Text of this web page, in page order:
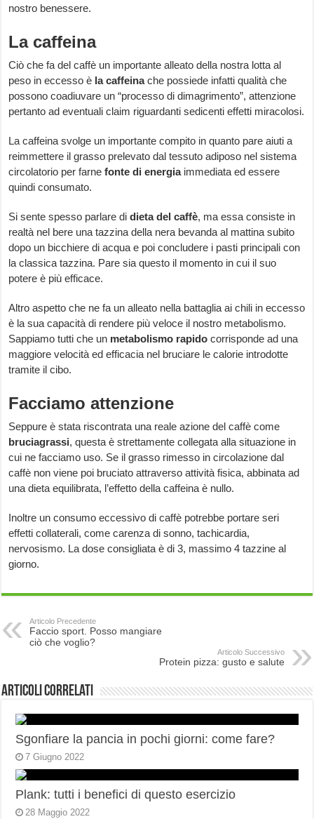
nostro benessere.
La caffeina
Ciò che fa del caffè un importante alleato della nostra lotta al
peso in eccesso è la caffeinache possiede infatti qualità che
possono coadiuvare un “processo di dimagrimento”, attenzione
pertanto ad eventuali claim riguardanti sedicenti effetti miracolosi.
La caffeina svolge un importante compito in quanto pare aiuti a
reimmettere il grasso prelevato dal tessuto adiposo nel sistema
circolatorio per farnefonte di energiaimmediata ed essere
quindi consumato.
Si sente spesso parlare didieta del caffè, ma essa consiste in
realtà nel bere una tazzina della nera bevanda al mattina subito
dopo un bicchiere di acqua e poi concludere i pasti principali con
la classica tazzina. Pare sia questo il momento in cui il suo
potere è più efficace.
Altro aspetto che ne fa un alleato nella battaglia ai chili in eccesso
è la sua capacità di rendere più veloce il nostro metabolismo.
Sappiamo tutti che un metabolismo rapido corrisponde ad una
maggiore velocità ed efficacia nel bruciare le calorie introdotte
tramite il cibo.
Facciamo attenzione
Seppure è stata riscontrata una reale azione del caffè come
bruciagrassi, questa è strettamente collegata alla situazione in
cui ne facciamo uso. Se il grasso rimesso in circolazione dal
caffè non viene poi bruciato attraverso attività fisica, abbinata ad
una dieta equilibrata, l’effetto della caffeina è nullo.
Inoltre un consumo eccessivo di caffè potrebbe portare seri
effetti collaterali, come carenza di sonno, tachicardia,
nervosismo. La dose consigliata è di 3, massimo 4 tazzine al
giorno.
Articolo Precedente
Faccio sport. Posso mangiare
ciò che voglio?
Articolo Successivo
Protein pizza: gusto e salute
Articoli correlati
Sgonfiare la pancia in pochi giorni: come fare?
7 Giugno 2022
Plank: tutti i benefici di questo esercizio
28 Maggio 2022